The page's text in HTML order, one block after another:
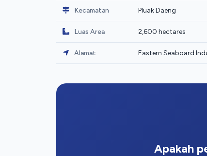
Kecamatan Pluak Daeng
Luas Area 2,600 hectares
Alamat Eastern Seaboard
Apakah